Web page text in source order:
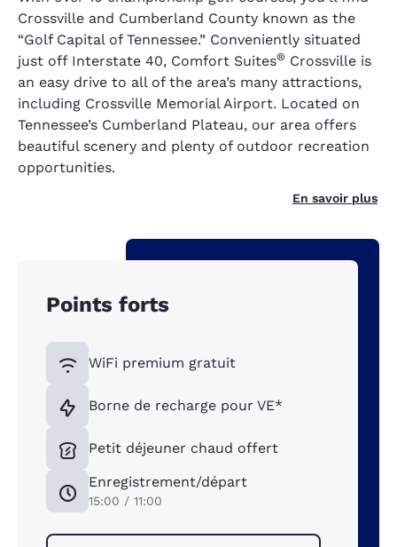
Crossville and Cumberland County known as the
“Golf Capital of Tennessee.” Conveniently situated
just off Interstate 40, Comfort Suites® Crossville is
an easy drive to all of the area’s many attractions,
including Crossville Memorial Airport. Located on
Tennessee’s Cumberland Plateau, our area offers
beautiful scenery and plenty of outdoor recreation
opportunities.
En savoir plus
Points forts
WiFi premium gratuit
Borne de recharge pour VE*
Petit déjeuner chaud offert
Enregistrement/départ
15:00 / 11:00